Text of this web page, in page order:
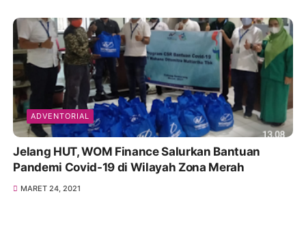
ADVENTORIAL
Jelang HUT, WOM Finance Salurkan Bantuan
Pandemi Covid-19 di Wilayah Zona Merah
MARET 24, 2021